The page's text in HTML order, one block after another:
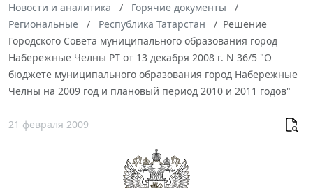
Новости и аналитика
Горячие документы
Региональные
Республика Татарстан
Решение
Городского Совета муниципального образования город
Набережные Челны РТ от 13 декабря 2008 г. N 36/5 "О
бюджете муниципального образования город Набережные
Челны на 2009 год и плановый период 2010 и 2011 годов"
21 февраля 2009